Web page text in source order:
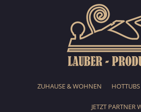
ZUHAUSE & WOHNEN
JETZT PARTNER